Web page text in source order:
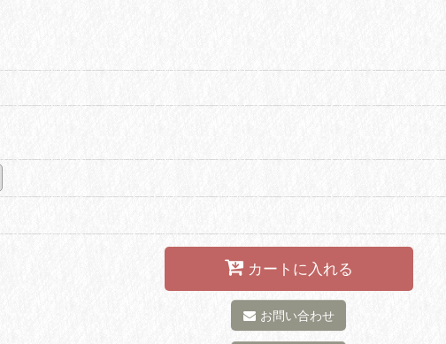
カートに入れる
お問い合わせ